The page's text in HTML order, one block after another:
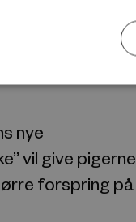
nye
vil give pigerne
forspring på